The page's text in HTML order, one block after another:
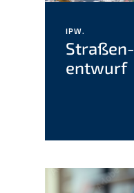
IPW.
Straßen­
entwurf